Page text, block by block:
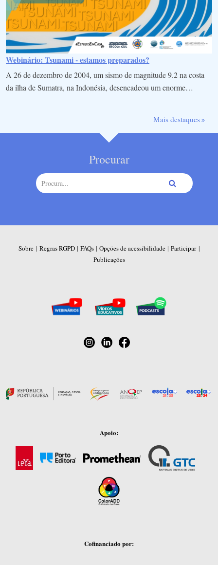
Webinário: Tsunami - estamos preparados?
A 26 de dezembro de 2004, um sismo de magnitude 9.2 na costa
da ilha de Sumatra, na Indonésia, desencadeou um enorme…
Mais destaques
Procurar
Sobre | Regras RGPD| FAQs| Opções de acessibilidade| Participar|
Publicações
Apoio:
Cofinanciado por: